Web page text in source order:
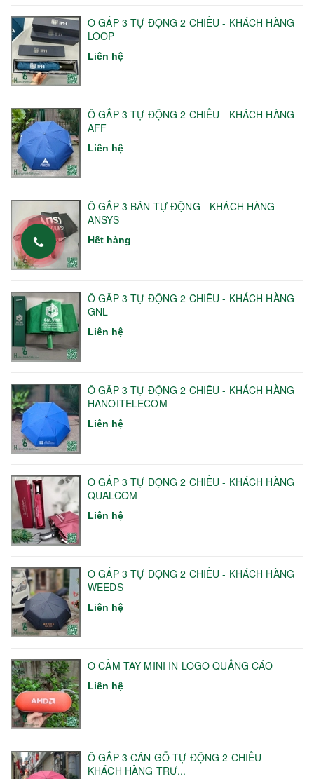
Ô GẤP 3 TỰ ĐỘNG 2 CHIỀU - KHÁCH HÀNG
LOOP
Liên hệ
Ô GẤP 3 TỰ ĐỘNG 2 CHIỀU - KHÁCH HÀNG
AFF
Liên hệ
Ô GẤP 3 BÁN TỰ ĐỘNG - KHÁCH HÀNG
ANSYS
Hết hàng
Ô GẤP 3 TỰ ĐỘNG 2 CHIỀU - KHÁCH HÀNG
GNL
Liên hệ
Ô GẤP 3 TỰ ĐỘNG 2 CHIỀU - KHÁCH HÀNG
HANOITELECOM
Liên hệ
Ô GẤP 3 TỰ ĐỘNG 2 CHIỀU - KHÁCH HÀNG
QUALCOM
Liên hệ
Ô GẤP 3 TỰ ĐỘNG 2 CHIỀU - KHÁCH HÀNG
WEEDS
Liên hệ
Ô CẦM TAY MINI IN LOGO QUẢNG CÁO
Liên hệ
Ô GẤP 3 CÁN GỖ TỰ ĐỘNG 2 CHIỀU -
KHÁCH HÀNG TRƯ...